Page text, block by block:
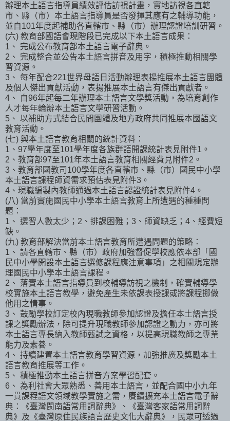
辦理本土語言指導員績效評估訪視計畫，實地訪視各直轄
市、縣（市）本土語言指導員是否發揮其應有之輔導功能，
並自101年度起補助各直轄市、縣（市）辦理認證培訓研習。
(六) 教育部國語會現階段已完成以下本土語言成果：
1、 完成公布教育部本土語言電子辭典。
2、 完成整合並公告本土語言拼音及用字，積極推動相關學
習資源。
3、 每年配合221世界母語日活動辦理表揚推展本土語言團體
及個人傑出貢獻活動，表揚推展本土語言有傑出貢獻者。
4、 自96年起每二年辦理本土語言文學獎活動，為培育創作
人才每年輪辦本土語言文學研習活動。
5、 以補助方式結合民間團體及地方政府共同推展本國語文
教育活動。
(七) 與本土語言教育相關的統計資料：
1、97學年度至101學年度各族群語開課統計表見附件1。
2、教育部97至101年本土語言教育相關經費見附件2。
3、教育部國教司100學年度各直轄市、縣（市）國民中小學
本土語言課程師資需求預估表見附件3。
4、現職編製內教師通過本土語言認證統計表見附件4。
(八) 當前實施國民中小學本土語言教育上所遭遇的種種問
題：
1、 選習人數太少；2、排課困難；3、師資缺乏；4、經費短
缺。
(九) 教育部解決當前本土語言教育所遭遇問題的策略：
1、 請各直轄市、縣（市）政府加強督促學校應依本部「國
民中小學開設本土語言選修課程應注意事項」之相關規定辦
理國民中小學本土語言課程。
2、 落實本土語言指導員到校輔導訪視之機制，確實輔導學
校實施本土語言教學，避免產生未依課表授課或將課程挪做
他用之情事。
3、 鼓勵學校訂定校內現職教師參加認證及擔任本土語言授
課之獎勵辦法，除可提升現職教師參加認證之動力，亦可將
本土語言專長納入教師甄試之資格，以提高現職教師之專業
能力及素養。
4、 持續建置本土語言教育學習資源，加強推廣及獎勵本土
語言教育推展等工作。
5、 積極推動本土語言拼音方案學習配套。
6、 為利社會大眾熟悉、善用本土語言，並配合國中小九年
一貫課程語文領域教學實施之需，賡續擴充本土語言電子辭
典：《臺灣閩南語常用詞辭典》、《臺灣客家語常用詞辭
典》及《臺灣原住民族語言歷史文化大辭典》，民眾可透過